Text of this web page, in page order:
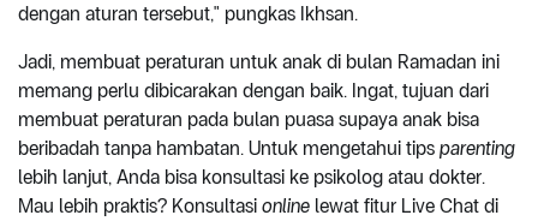
dengan aturan tersebut," pungkas Ikhsan.
Jadi, membuat peraturan untuk anak di bulan Ramadan ini
memang perlu dibicarakan dengan baik. Ingat, tujuan dari
membuat peraturan pada bulan puasa supaya anak bisa
beribadah tanpa hambatan. Untuk mengetahui tips parenting
lebih lanjut, Anda bisa konsultasi ke psikolog atau dokter.
Mau lebih praktis? Konsultasi online lewat fitur Live Chat di